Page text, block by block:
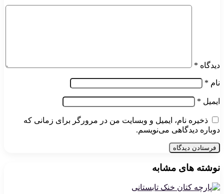
دیدگاه *
نام *
ایمیل *
ذخیره نام، ایمیل و وبسایت من در مرورگر برای زمانی که
دوباره دیدگاهی می‌نویسم.
نوشته های مشابه